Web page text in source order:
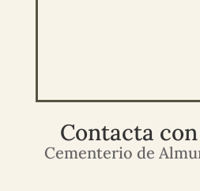
Contacta
Cementerio de